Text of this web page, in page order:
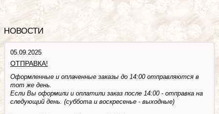
НОВОСТИ
05.09.2025
ОТПРАВКА!
Оформленные и оплаченные заказы до 14:00 отправляются в
тот же день.
Если Вы оформили и оплатили заказ после 14:00 - отправка на
следующий день. (суббота и воскресенье - выходные)